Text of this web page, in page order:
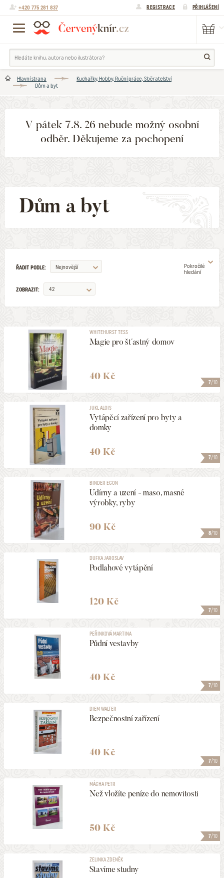
+420 775 281 837 REGISTRACE PŘIHLÁŠENÍ
Hlavní strana
Kuchařky, Hobby, Ruční práce, Sběratelství
Dům a byt
V pátek 7.8. 26 nebude možný osobní
odběr. Děkujeme za pochopení
Dům a byt
Pokročilé
hledání
ŘADIT PODLE: Nejnovější
ZOBRAZIT: 42
ILUSTRÁTOR
VYDAVATELSTVÍ
PODEPSANÉ
VYDÁNO V LETECH
MAXIMÁLNÍ CENA
990 Kč
ZOBRAZOVAT KVALITU
ULOŽIT MEZI MÉ KATEGORIE
NALEZENO102
7/10
WHITEHURST TESS
Magie pro šťastný domov
40 Kč
7/10
JUKL ALOIS
Vytápěcí zařízení pro byty a
domky
40 Kč
8/10
BINDER EGON
Udírny a uzení - maso, masné
výrobky, ryby
90 Kč
7/10
DUFKA JAROSLAV
Podlahové vytápění
120 Kč
7/10
PEŘINKOVÁ MARTINA
Půdní vestavby
40 Kč
7/10
DIEM WALTER
Bezpečnostní zařízení
40 Kč
7/10
MÁCHA PETR
Než vložíte peníze do nemovitosti
50 Kč
ZELINKA ZDENĚK
Stavíme studny